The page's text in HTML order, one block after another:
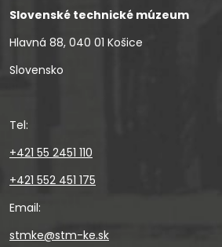
Slovenské technické múzeum
Hlavná 88, 040 01 Košice
Slovensko
Tel:
+421 55 2451 110
+421 552 451 175
Email:
stmke@stm-ke.sk